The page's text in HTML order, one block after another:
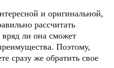
и оригинальной,
рассчитать
вряд ли она сможет
Поэтому,
сразу же обратить свое